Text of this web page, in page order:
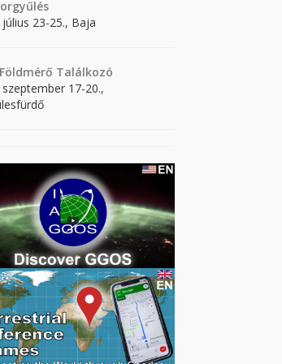
július 23-25., Baja
Találkozó
szeptember 17-20.,